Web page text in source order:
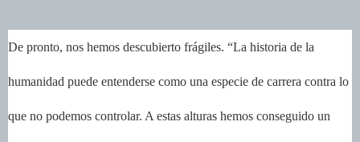
De pronto, nos hemos descubierto frágiles. “La historia de la
humanidad puede entenderse como una especie de carrera contra lo
que no podemos controlar. A estas alturas hemos conseguido un